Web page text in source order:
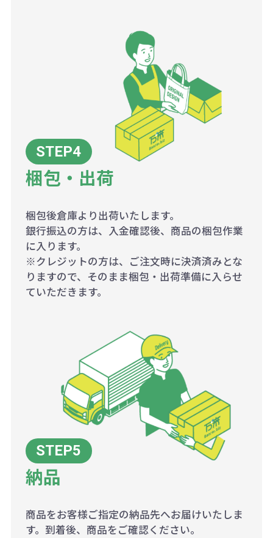
梱包・出荷
梱包後倉庫より出荷いたします。
銀行振込の方は、入金確認後、商品の梱包作業
に入ります。
※クレジットの方は、ご注文時に決済済みとな
りますので、そのまま梱包・出荷準備に入らせ
ていただきます。
納品
商品をお客様ご指定の納品先へお届けいたしま
す。到着後、商品をご確認ください。